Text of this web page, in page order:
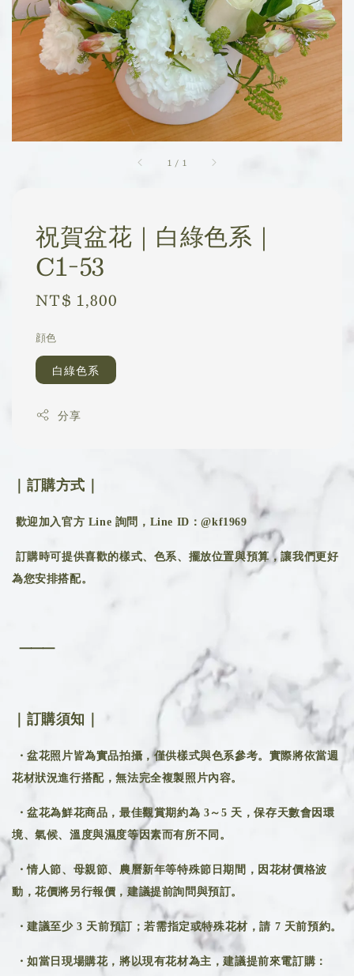
1 / 1
祝賀盆花｜白綠色系｜
C1-53
Regular
NT$ 1,800
顔色
白綠色系
分享
｜訂購方式｜
歡迎加入官方 Line 詢問，Line ID：@kf1969
訂購時可提供喜歡的樣式、色系、擺放位置與預算，讓我們更好
為您安排搭配。
⸻
｜訂購須知｜
・盆花照片皆為實品拍攝，僅供樣式與色系參考。實際將依當週
花材狀況進行搭配，無法完全複製照片內容。
・盆花為鮮花商品，最佳觀賞期約為 3～5 天，保存天數會因環
境、氣候、溫度與濕度等因素而有所不同。
・情人節、母親節、農曆新年等特殊節日期間，因花材價格波
動，花價將另行報價，建議提前詢問與預訂。
・建議至少 3 天前預訂；若需指定或特殊花材，請 7 天前預約。
・如當日現場購花，將以現有花材為主，建議提前來電訂購：